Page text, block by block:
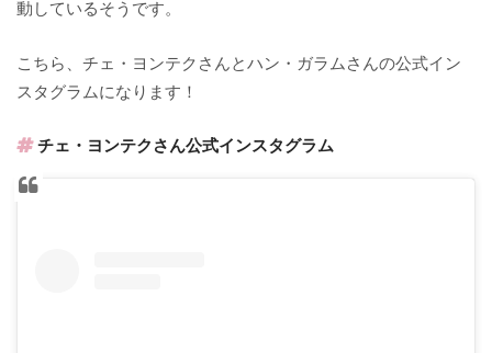
動しているそうです。
こちら、チェ・ヨンテクさんとハン・ガラムさんの公式イン
スタグラムになります！
チェ・ヨンテクさん公式インスタグラム